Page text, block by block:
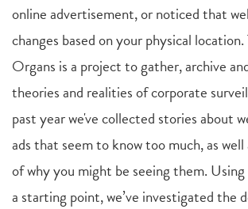
online advertisement, or noticed that
changes based on your physical
Organs is a project to gather, archive
theories and realities of corporate
past year we've collected stories about
ads that seem to know too much, as
of why you might be seeing them.
a starting point, we’ve investigated the